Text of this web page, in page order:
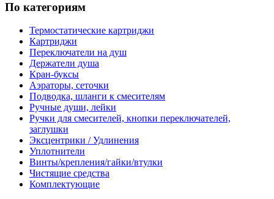
По категориям
Термостатические картриджи
Картриджи
Переключатели на душ
Держатели душа
Кран-буксы
Аэраторы, сеточки
Подводка, шланги к смесителям
Ручные души, лейки
Ручки для смесителей, кнопки переключателей,
заглушки
Эксцентрики / Удлинения
Уплотнители
Винты/крепления/гайки/втулки
Чистящие средства
Комплектующие